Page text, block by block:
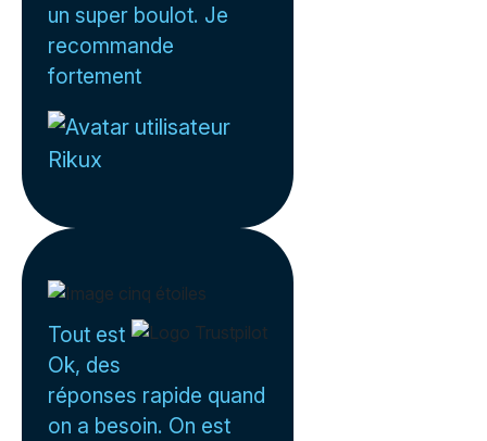
un super boulot. Je
recommande
fortement
Rikux
Tout est
Ok, des
réponses rapide quand
on a besoin. On est